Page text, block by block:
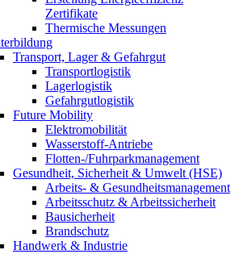
Zertifikate
Thermische Messungen
Transport, Lager & Gefahrgut
Transportlogistik
Lagerlogistik
Gefahrgutlogistik
Future Mobility
Elektromobilität
Wasserstoff-Antriebe
Flotten-/Fuhrparkmanagement
Gesundheit, Sicherheit & Umwelt (HSE)
Arbeits- & Gesundheitsmanagement
Arbeitsschutz & Arbeitssicherheit
Bausicherheit
Brandschutz
Handwerk & Industrie